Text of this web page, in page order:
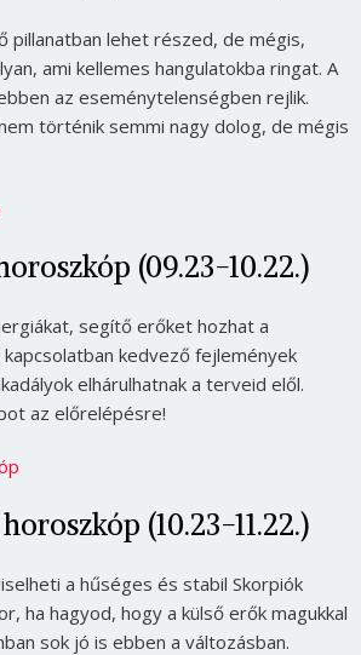
pillanatban lehet részed, de mégis,
ami kellemes hangulatokba ringat. A
az eseménytelenségben rejlik.
történik semmi nagy dolog, de mégis
(09.23-10.22.)
segítő erőket hozhat a
kapcsolatban kedvező fejlemények
elhárulhatnak a terveid elől.
az előrelépésre!
(10.23-11.22.)
a hűséges és stabil Skorpiók
ha hagyod, hogy a külső erők magukkal
sok jó is ebben a változásban.